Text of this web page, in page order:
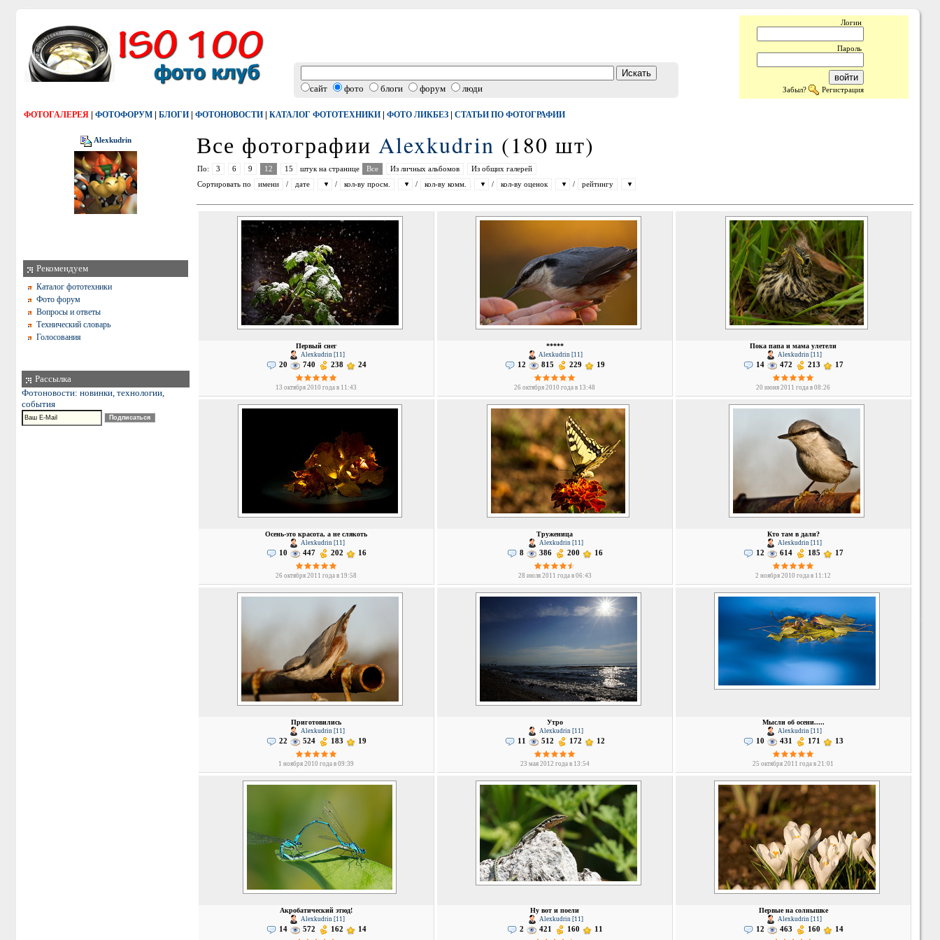
сайт фото блоги форум люди
Логин
Пароль
Забыл? Регистрация
ФОТОГАЛЕРЕЯ | ФОТОФОРУМ | БЛОГИ | ФОТОНОВОСТИ | КАТАЛОГ ФОТОТЕХНИКИ | ФОТО ЛИКБЕЗ | СТАТЬИ ПО ФОТОГРАФИИ
Alexkudrin
Рекомендуем
Каталог фототехники
Фото форум
Вопросы и ответы
Технический словарь
Голосования
Рассылка
Фотоновости: новинки, технологии,
события
Все фотографии Alexkudrin (180 шт)
По: 3 6 9 12 15 штук на странице Все Из личных альбомов
Из общих галерей
Сортировать по
имени / дате / кол-ву просм. / кол-ву комм. / кол-ву оценок / рейтингу
Первый снег
Alexkudrin [11]
20 740 238 24
13 октября 2010 года в 11:43
*****
Alexkudrin [11]
12 815 229 19
26 октября 2010 года в 13:48
Пока папа и мама улетели
Alexkudrin [11]
14 472 213 17
20 июня 2011 года в 08:26
Осень-это красота, а не слякоть
Alexkudrin [11]
10 447 202 16
26 октября 2011 года в 19:58
Труженица
Alexkudrin [11]
8 386 200 16
28 июля 2011 года в 06:43
Кто там в дали?
Alexkudrin [11]
12 614 185 17
2 ноября 2010 года в 11:12
Приготовились
Alexkudrin [11]
22 524 183 19
1 ноября 2010 года в 09:39
Утро
Alexkudrin [11]
11 512 172 12
23 мая 2012 года в 13:54
Мысли об осени.....
Alexkudrin [11]
10 431 171 13
25 октября 2011 года в 21:01
Акробатический этюд!
Alexkudrin [11]
14 572 162 14
Ну вот и поели
Alexkudrin [11]
2 421 160 11
Первые на солнышке
Alexkudrin [11]
12 463 160 14